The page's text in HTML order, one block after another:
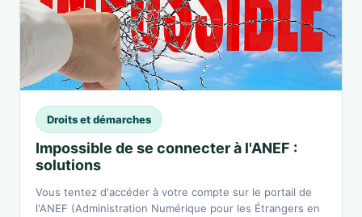
Droits et démarches
Impossible de se connecter à l'ANEF :
solutions
Vous tentez d'accéder à votre compte sur le portail de
l'ANEF (Administration Numérique pour les Étrangers en